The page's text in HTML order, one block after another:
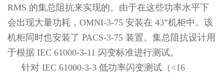
RMS 的集总阻抗来实现的。由于在这些功率水平下
会出现大量功耗，OMNI-3-75 安装在 43”机柜中。该
机柜同时也安装了 PACS-3-75 装置。集总阻抗设计用
于根据 IEC 61000-3-11 闪变标准进行测试。
针对 IEC 61000-3-3 低功率闪变测试（<16